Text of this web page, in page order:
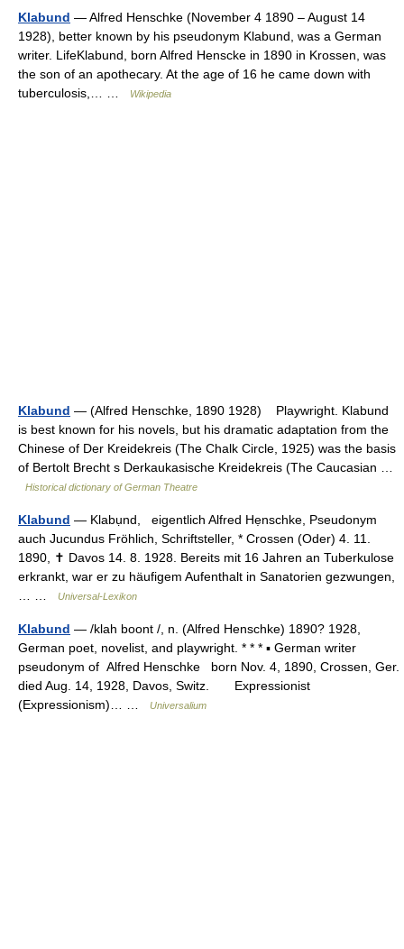
Klabund — Alfred Henschke (November 4 1890 – August 14
1928), better known by his pseudonym Klabund, was a German
writer. LifeKlabund, born Alfred Henscke in 1890 in Krossen, was
the son of an apothecary. At the age of 16 he came down with
tuberculosis,… …
Wikipedia
Klabund — (Alfred Henschke, 1890 1928) Playwright. Klabund
is best known for his novels, but his dramatic adaptation from the
Chinese of Der Kreidekreis (The Chalk Circle, 1925) was the basis
of Bertolt Brecht s Derkaukasische Kreidekreis (The Caucasian …
Historical dictionary of German Theatre
Klabund — Klabụnd, eigentlich Alfred Hẹnschke, Pseudonym
auch Jucundus Fröhlich, Schriftsteller, * Crossen (Oder) 4. 11.
1890, ✝ Davos 14. 8. 1928. Bereits mit 16 Jahren an Tuberkulose
erkrankt, war er zu häufigem Aufenthalt in Sanatorien gezwungen,
Universal-Lexikon
Klabund — /klah boont /, n. (Alfred Henschke) 1890? 1928,
German poet, novelist, and playwright. * * * ▪ German writer
pseudonym of Alfred Henschke born Nov. 4, 1890, Crossen, Ger.
died Aug. 14, 1928, Davos, Switz. Expressionist
(Expressionism)… …
Universalium